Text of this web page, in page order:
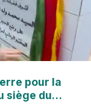
pour la
siège du